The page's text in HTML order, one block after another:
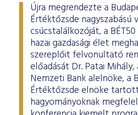
Újra megrendezte a
Értéktőzsde nagyszabású
csúcstalálkozóját, a
hazai gazdasági élet
szereplőit felvonultató
előadását Dr. Patai Mihály,
Nemzeti Bank alelnöke, a
Értéktőzsde elnöke
hagyományoknak